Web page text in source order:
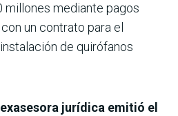
millones mediante pagos
un contrato para el
de quirófanos
exasesora jurídica emitió el